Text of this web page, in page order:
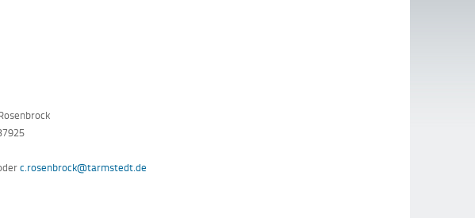
c.rosenbrock@tarmstedt.de